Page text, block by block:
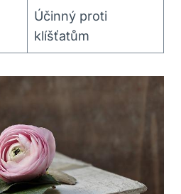
Účinný proti
klíšťatům